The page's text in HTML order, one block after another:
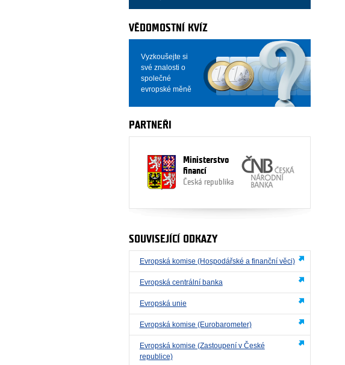
VĚDOMOSTNÍ KVÍZ
Vyzkoušejte si
své znalosti o
společné
evropské měně
PARTNEŘI
Ministerstvo
financí
Česká republika
SOUVISEJÍCÍ ODKAZY
Evropská komise (Hospodářské a finanční věci)
Evropská centrální banka
Evropská unie
Evropská komise (Eurobarometer)
Evropská komise (Zastoupení v České
republice)